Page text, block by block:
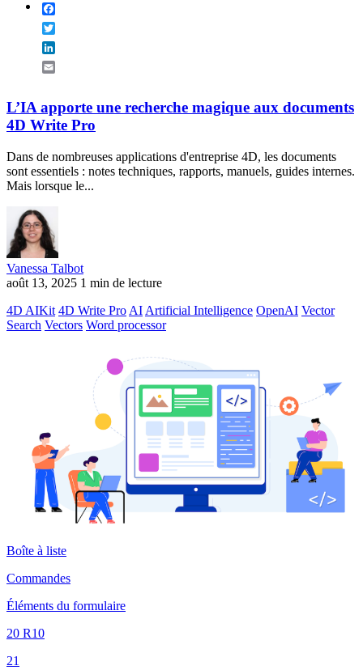
L’IA apporte une recherche magique aux documents
4D Write Pro
Dans de nombreuses applications d'entreprise 4D, les documents
sont essentiels : notes techniques, rapports, manuels, guides internes.
Mais lorsque le...
Vanessa Talbot
août 13, 2025 1 min de lecture
4D AIKit 4D Write Pro AI Artificial Intelligence OpenAI Vector
Search Vectors Word processor
Boîte à liste
Commandes
Éléments du formulaire
20 R10
21